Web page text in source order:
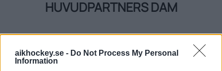
aikhockey.se - Do Not Process My Personal
Information
3. Spelare som vill spela i ny förening ska via
nuvarande förening som är ansvarig för
HUVUDPARTNERS DAM